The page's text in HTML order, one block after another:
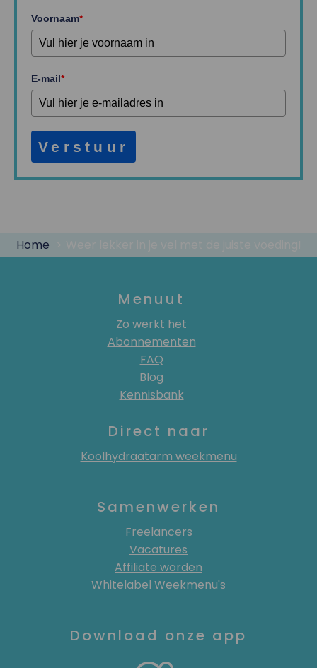
Voornaam*
E-mail*
Verstuur
Home
Menuut
Zo werkt het
Abonnementen
FAQ
Blog
Kennisbank
Direct naar
Koolhydraatarm weekmenu
Samenwerken
Freelancers
Vacatures
Affiliate worden
Whitelabel Weekmenu's
Download onze app